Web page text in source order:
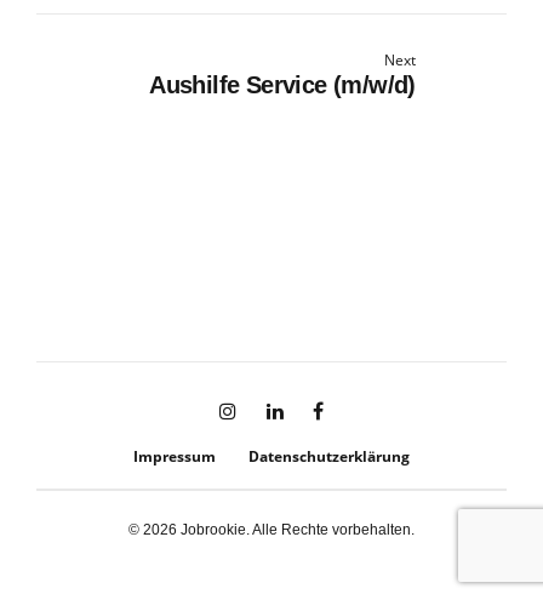
Next
Aushilfe Service (m/w/d)
Impressum Datenschutzerklärung
© 2026 Jobrookie. Alle Rechte vorbehalten.